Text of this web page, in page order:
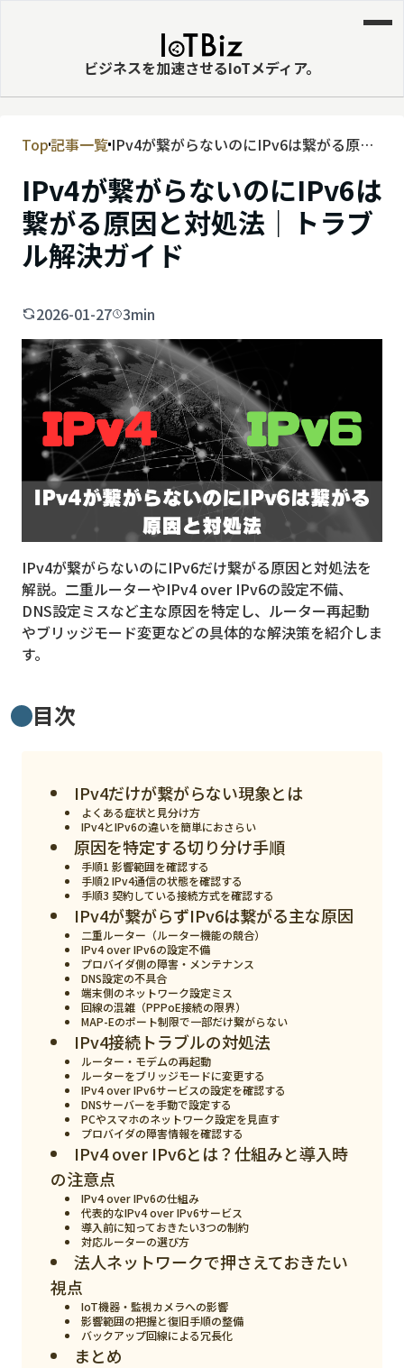
ビジネスを加速させるIoTメディア。
MVNE
エッジ
LPWA
DaaS
PaaS
ビッグデータ
MNO
MVNO
スマート漁業
PR
5G
クラウド
M2M
VPN
スマート農業
ロボット
スマート物流
ニュース
デジタルサイネージ
おすすめ
Top記事一覧IPv4が繋がらないのにIPv6は繋がる原因
IPv4が繋がらないのにIPv6は
繋がる原因と対処法｜トラブ
ル解決ガイド
2026-01-27 3min
IPv4が繋がらないのにIPv6だけ繋がる原因と対処法を
解説。二重ルーターやIPv4 over IPv6の設定不備、
DNS設定ミスなど主な原因を特定し、ルーター再起動
やブリッジモード変更などの具体的な解決策を紹介しま
す。
目次
IPv4だけが繋がらない現象とは
よくある症状と見分け方
IPv4とIPv6の違いを簡単におさらい
原因を特定する切り分け手順
手順1 影響範囲を確認する
手順2 IPv4通信の状態を確認する
手順3 契約している接続方式を確認する
IPv4が繋がらずIPv6は繋がる主な原因
二重ルーター（ルーター機能の競合）
IPv4 over IPv6の設定不備
プロバイダ側の障害・メンテナンス
DNS設定の不具合
端末側のネットワーク設定ミス
回線の混雑（PPPoE接続の限界）
MAP-Eのポート制限で一部だけ繋がらない
IPv4接続トラブルの対処法
ルーター・モデムの再起動
ルーターをブリッジモードに変更する
IPv4 over IPv6サービスの設定を確認する
DNSサーバーを手動で設定する
PCやスマホのネットワーク設定を見直す
プロバイダの障害情報を確認する
IPv4 over IPv6とは？仕組みと導入時
の注意点
IPv4 over IPv6の仕組み
代表的なIPv4 over IPv6サービス
導入前に知っておきたい3つの制約
対応ルーターの選び方
法人ネットワークで押さえておきたい
視点
IoT機器・監視カメラへの影響
影響範囲の把握と復旧手順の整備
バックアップ回線による冗長化
まとめ